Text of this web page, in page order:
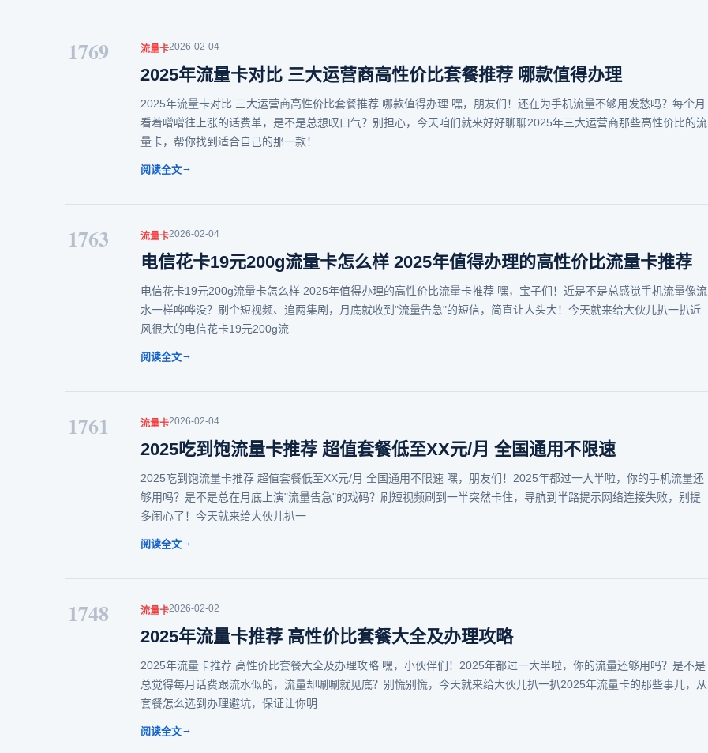
1769 流量卡2026-02-04
2025年流量卡对比 三大运营商高性价比套餐推荐 哪款值得办理
2025年流量卡对比 三大运营商高性价比套餐推荐 哪款值得办理 嘿，朋友们！还在为手机流量不够用发愁吗？每个月
看着噌噌往上涨的话费单，是不是总想叹口气？别担心，今天咱们就来好好聊聊2025年三大运营商那些高性价比的流
量卡，帮你找到适合自己的那一款！
阅读全文→
1763 流量卡2026-02-04
电信花卡19元200g流量卡怎么样 2025年值得办理的高性价比流量卡推荐
电信花卡19元200g流量卡怎么样 2025年值得办理的高性价比流量卡推荐 嘿，宝子们！近是不是总感觉手机流量像流
水一样哗哗没？刷个短视频、追两集剧，月底就收到"流量告急"的短信，简直让人头大！今天就来给大伙儿扒一扒近
风很大的电信花卡19元200g流
阅读全文→
1761 流量卡2026-02-04
2025吃到饱流量卡推荐 超值套餐低至XX元/月 全国通用不限速
2025吃到饱流量卡推荐 超值套餐低至XX元/月 全国通用不限速 嘿，朋友们！2025年都过一大半啦，你的手机流量还
够用吗？是不是总在月底上演"流量告急"的戏码？刷短视频刷到一半突然卡住，导航到半路提示网络连接失败，别提
多闹心了！今天就来给大伙儿扒一
阅读全文→
1748 流量卡2026-02-02
2025年流量卡推荐 高性价比套餐大全及办理攻略
2025年流量卡推荐 高性价比套餐大全及办理攻略 嘿，小伙伴们！2025年都过一大半啦，你的流量还够用吗？是不是
总觉得每月话费跟流水似的，流量却唰唰就见底？别慌别慌，今天就来给大伙儿扒一扒2025年流量卡的那些事儿，从
套餐怎么选到办理避坑，保证让你明
阅读全文→